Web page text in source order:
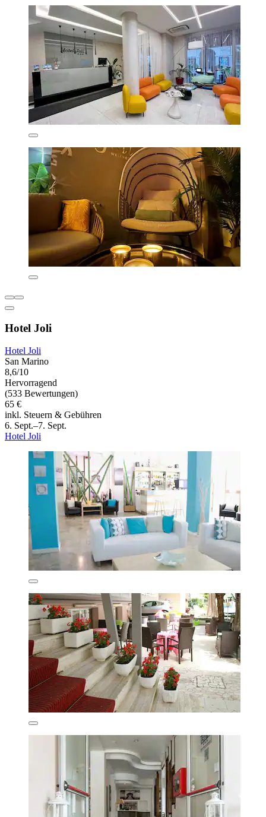
Hotel Joli
Hotel Joli
San Marino
8,6/10
Hervorragend
(533 Bewertungen)
65 €
inkl. Steuern & Gebühren
6. Sept.–7. Sept.
Hotel Joli